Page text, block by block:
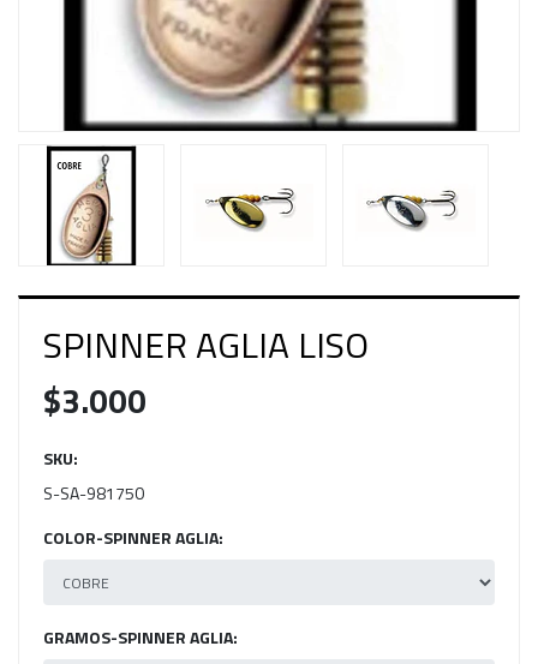
SPINNER AGLIA LISO
$3.000
SKU:
S-SA-981750
COLOR-SPINNER AGLIA:
GRAMOS-SPINNER AGLIA: